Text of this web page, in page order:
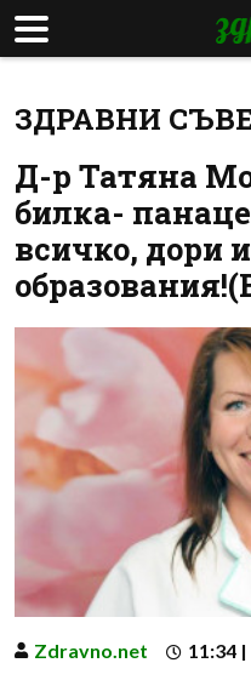
ЗДРАВНИ
Д-р Татяна
билка-
всичко, дори
Zdravno.net 11:34